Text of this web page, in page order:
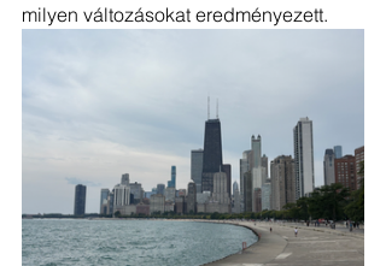
milyen változásokat eredményezett.